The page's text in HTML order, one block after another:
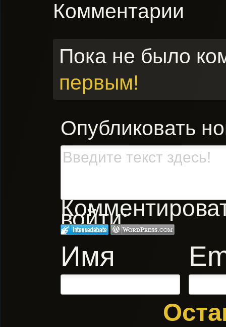
Комментарии
Пока не было
первым!
Опубликовать
войти:
Имя